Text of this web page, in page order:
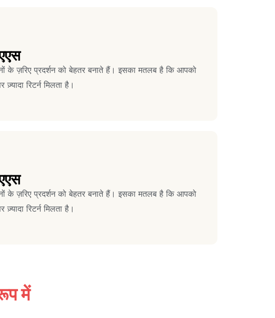
के ज़रिए प्रदर्शन को बेहतर बनाते हैं। इसका मतलब है कि आपको
ज़्यादा रिटर्न मिलता है।
के ज़रिए प्रदर्शन को बेहतर बनाते हैं। इसका मतलब है कि आपको
ज़्यादा रिटर्न मिलता है।
में